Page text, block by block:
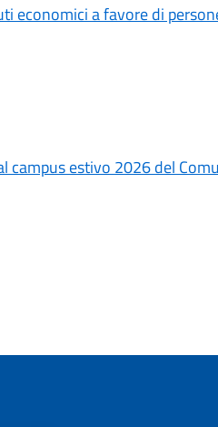
economici a favore di
campus estivo 2026 del